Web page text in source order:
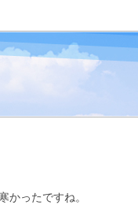
かったですね。